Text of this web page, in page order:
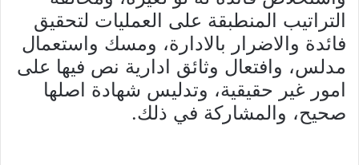
التراتيب المنطبقة على العمليات لتحقيق
فائدة والاضرار بالادارة، ومسك واستعمال
مدلس، وافتعال وثائق ادارية نص فيها على
امور غير حقيقية، وتدليس شهادة اصلها
صحيح، والمشاركة في ذلك.